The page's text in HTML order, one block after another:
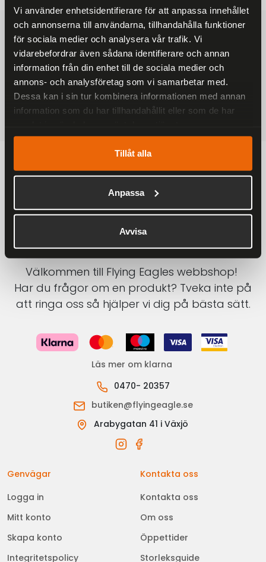
Vi använder enhetsidentifierare för att anpassa innehållet
och annonserna till användarna, tillhandahålla funktioner
för sociala medier och analysera vår trafik. Vi
vidarebefordrar även sådana identifierare och annan
information från din enhet till de sociala medier och
annons- och analysföretag som vi samarbetar med.
Dessa kan i sin tur kombinera informationen med annan
information som du har tillhandahållit eller som de har
Tillåt alla
Anpassa
Avvisa
FRAKTFRITT
På alla ordrar över 2000 kr
1-3 DAGAR LEVERANS
Inom Sverige med DHL
SÄKRA BETALNINGAR
Betalkort, Klarna eller Swish
Välkommen till Flying Eagles webbshop!
Har du frågor om en produkt? Tveka inte på
att ringa oss så hjälper vi dig på bästa sätt.
Läs mer om klarna
0470- 20357
butiken@flyingeagle.se
Arabygatan 41 i Växjö
Genvägar
Logga in
Mitt konto
Skapa konto
Integritetspolicy
Kontakta oss
Kontakta oss
Om oss
Öppettider
Storleksguide